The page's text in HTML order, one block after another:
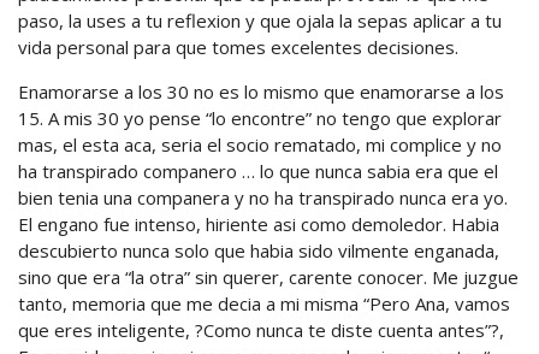
paso, la uses a tu reflexion y que ojala la sepas aplicar a tu
vida personal para que tomes excelentes decisiones.
Enamorarse a los 30 no es lo mismo que enamorarse a los
15. A mis 30 yo pense “lo encontre” no tengo que explorar
mas, el esta aca, seri­a el socio rematado, mi complice y no
ha transpirado companero … lo que nunca sabia era que el
bien tenia una companera y no ha transpirado nunca era yo.
El engano fue intenso, hiriente asi­ como demoledor. Habia
descubierto nunca solo que habia sido vilmente enganada,
sino que era “la otra” sin querer, carente conocer. Me juzgue
tanto, memoria que me decia a mi misma “Pero Ana, vamos
que eres inteligente, ?Como nunca te diste cuenta antes”?,